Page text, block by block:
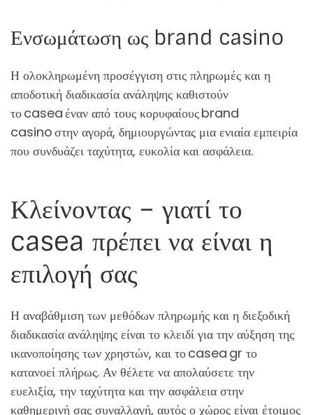
Ενσωμάτωση ως brand casino
Η ολοκληρωμένη προσέγγιση στις πληρωμές και η
αποδοτική διαδικασία ανάληψης καθιστούν
το casea έναν από τους κορυφαίους brand
casino στην αγορά, δημιουργώντας μια ενιαία εμπειρία
που συνδυάζει ταχύτητα, ευκολία και ασφάλεια.
Κλείνοντας – γιατί το
casea πρέπει να είναι η
επιλογή σας
Η αναβάθμιση των μεθόδων πληρωμής και η διεξοδική
διαδικασία ανάληψης είναι το κλειδί για την αύξηση της
ικανοποίησης των χρηστών, και το casea gr το
κατανοεί πλήρως. Αν θέλετε να απολαύσετε την
ευελιξία, την ταχύτητα και την ασφάλεια στην
καθημερινή σας συναλλαγή, αυτός ο χώρος είναι έτοιμος